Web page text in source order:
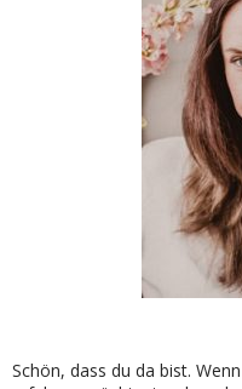
Schön, dass du da bist.